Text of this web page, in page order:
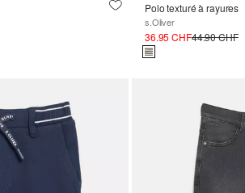
Polo texturé à rayures
s.Oliver
36.95 CHF44.90 CHF